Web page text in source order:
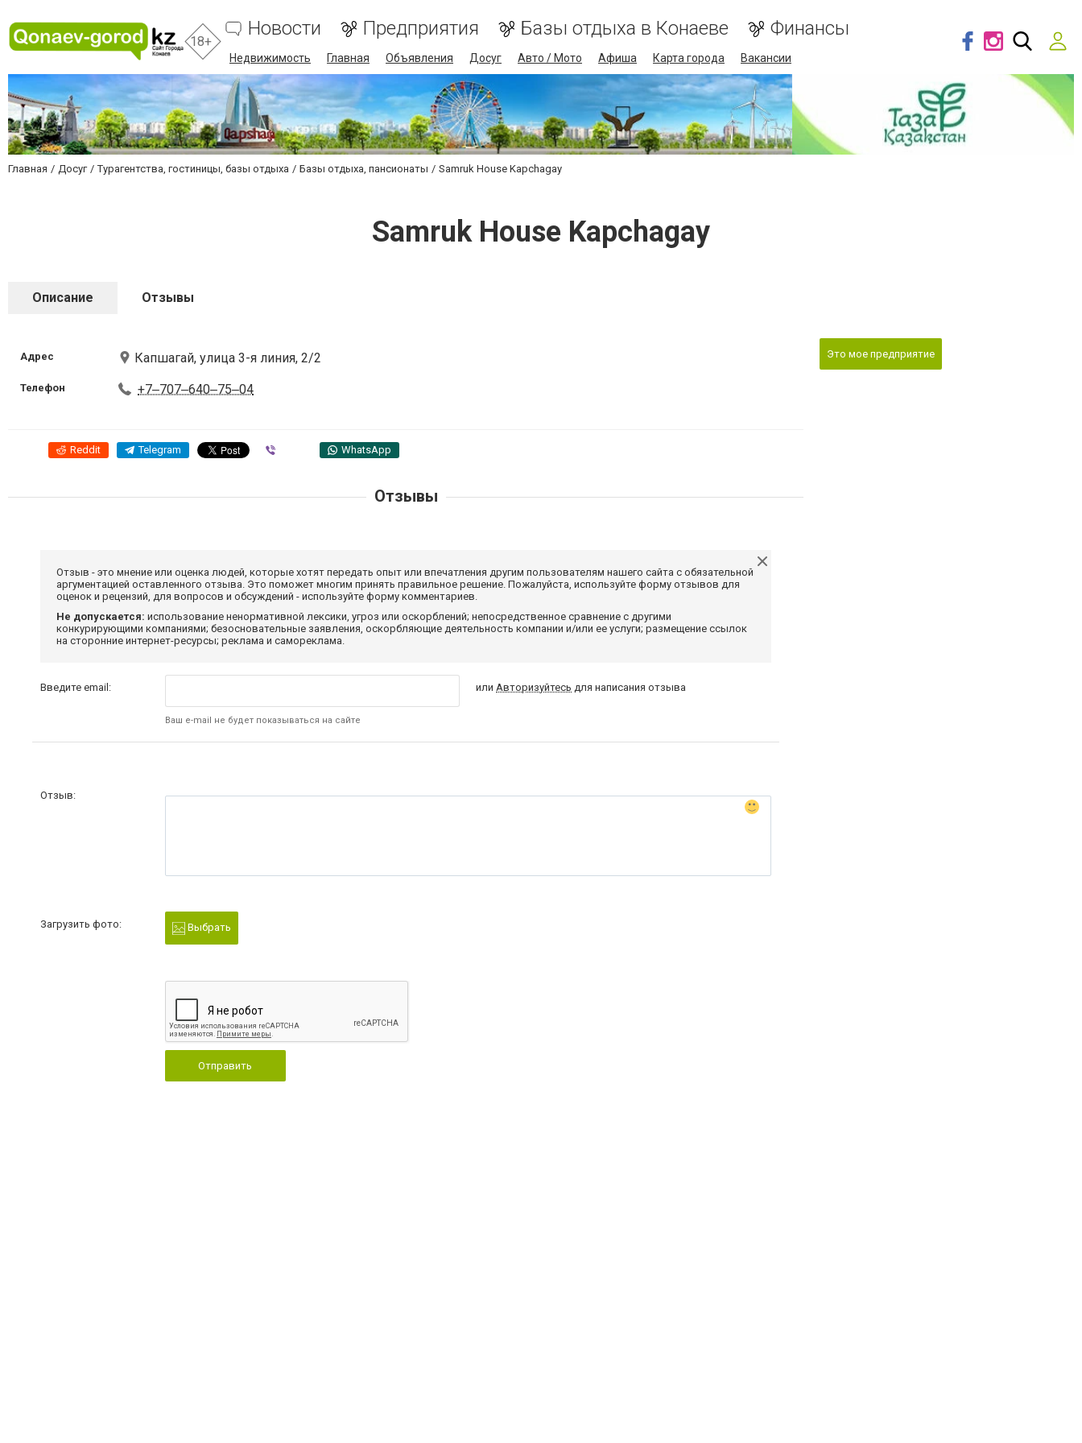
18+
Новости Предприятия Базы отдыха в Конаеве Финансы
Недвижимость Главная Объявления Досуг Авто / Мото Афиша Карта города Вакансии
Главная Досуг Турагентства, гостиницы, базы отдыха Базы отдыха, пансионаты Samruk House Kapchagay
Samruk House Kapchagay
Описание Отзывы
Адрес Капшагай, улица ​3-я линия, 2/2
Телефон +7‒707‒640‒75‒04
Reddit Telegram WhatsApp
Это мое предприятие
Отзывы
Отзыв - это мнение или оценка людей, которые хотят передать опыт или впечатления другим пользователям нашего сайта с обязательной
аргументацией оставленного отзыва. Это поможет многим принять правильное решение. Пожалуйста, используйте форму отзывов для
оценок и рецензий, для вопросов и обсуждений - используйте форму комментариев.
Не допускается: использование ненормативной лексики, угроз или оскорблений; непосредственное сравнение с другими
конкурирующими компаниями; безосновательные заявления, оскорбляющие деятельность компании и/или ее услуги; размещение ссылок
на сторонние интернет-ресурсы; реклама и самореклама.
Введите email:
Ваш e-mail не будет показываться на сайте
илиАвторизуйтесь для написания отзыва
Отзыв:
Загрузить фото: Выбрать
Отправить